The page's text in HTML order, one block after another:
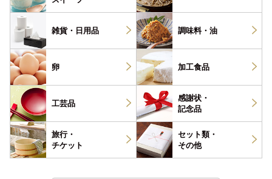
雑貨・ 日用品 調味料・ 油
卵 加工食品
工芸品
感謝状・
記念品
旅行・
チケット
セット類・
その他